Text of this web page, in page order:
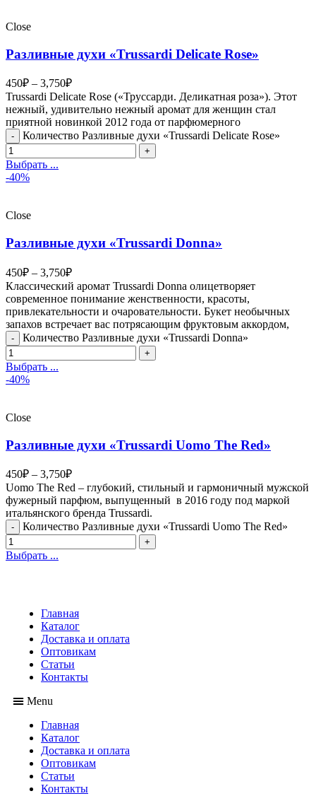
Close
Разливные духи «Trussardi Delicate Rose»
450₽ – 3,750₽
Trussardi Delicate Rose («Труссарди. Деликатная роза»). Этот
нежный, удивительно нежный аромат для женщин стал
приятной новинкой 2012 года от парфюмерного
Количество Разливные духи «Trussardi Delicate Rose»
Выбрать ...
-40%
Close
Разливные духи «Trussardi Donna»
450₽ – 3,750₽
Классический аромат Trussardi Donna олицетворяет
современное понимание женственности, красоты,
привлекательности и очаровательности. Букет необычных
запахов встречает вас потрясающим фруктовым аккордом,
Количество Разливные духи «Trussardi Donna»
Выбрать ...
-40%
Close
Разливные духи «Trussardi Uomo The Red»
450₽ – 3,750₽
Uomo The Red – глубокий, стильный и гармоничный мужской
фужерный парфюм, выпущенный в 2016 году под маркой
итальянского бренда Trussardi.
Количество Разливные духи «Trussardi Uomo The Red»
Выбрать ...
Главная
Каталог
Доставка и оплата
Оптовикам
Статьи
Контакты
Menu
Главная
Каталог
Доставка и оплата
Оптовикам
Статьи
Контакты